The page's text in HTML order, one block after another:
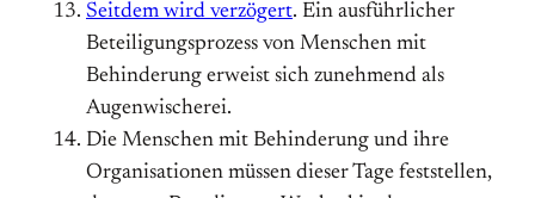
Seitdem wird verzögert. Ein ausführlicher
Beteiligungsprozess von Menschen mit
Behinderung erweist sich zunehmend als
Augenwischerei.
Die Menschen mit Behinderung und ihre
Organisationen müssen dieser Tage feststellen,